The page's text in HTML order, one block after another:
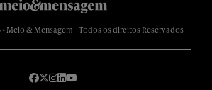
Meio & Mensagem - Todos os direitos Reservados